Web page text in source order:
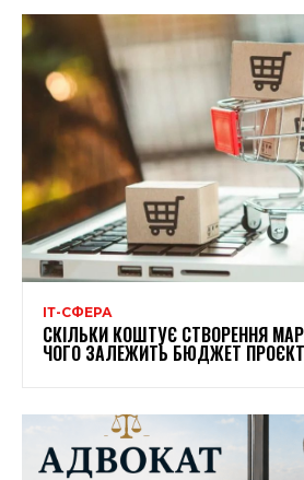
ІТ-СФЕРА
СКІЛЬКИ КОШТУЄ СТВОРЕННЯ
ЧОГО ЗАЛЕЖИТЬ БЮДЖЕТ